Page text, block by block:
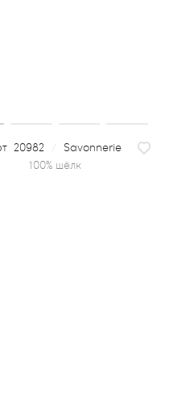
20982
Savonnerie
100% шёлк